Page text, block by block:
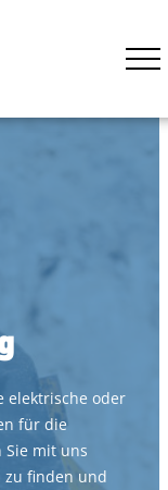
elektrische oder
für die
mit uns
zu finden und